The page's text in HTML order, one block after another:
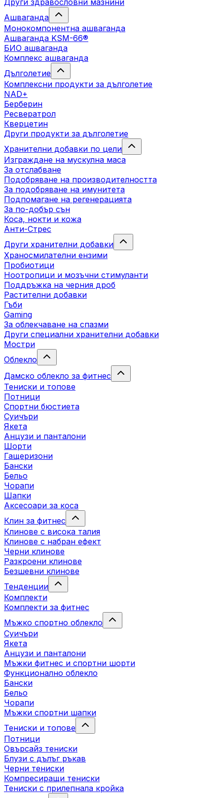
Други здравословни мазнини
Ашваганда
Монокомпонентна ашваганда
Ашваганда KSM-66®
БИО ашваганда
Комплекс ашваганда
Дълголетие
Комплексни продукти за дълголетие
NAD+
Берберин
Ресвератрол
Кверцетин
Други продукти за дълголетие
Хранителни добавки по цели
Изграждане на мускулна маса
За отслабване
Подобряване на производителността
За подобряване на имунитета
Подпомагане на регенерацията
За по-добър сън
Коса, нокти и кожа
Анти-Стрес
Други хранителни добавки
Храносмилателни ензими
Пробиотици
Ноотропици и мозъчни стимуланти
Поддръжка на черния дроб
Растителни добавки
Гъби
Gaming
За облекчаване на спазми
Други специални хранителни добавки
Мостри
Облекло
Дамско облекло за фитнес
Тениски и топове
Потници
Спортни бюстиета
Суичъри
Якета
Aнцузи и панталони
Шорти
Гащеризони
Бански
Бельо
Чорапи
Шапки
Аксесоари за коса
Клин за фитнес
Клинове с висока талия
Клинове с набран ефект
Черни клинове
Разкроени клинове
Безшевни клинове
Тенденции
Комплекти
Комплекти за фитнес
Мъжко спортно облекло
Суичъри
Якета
Aнцузи и панталони
Mъжки фитнес и спортни шорти
Функционално облекло
Бански
Бельо
Чорапи
Mъжки спортни шапки
Тениски и топове
Потници
Овърсайз тениски
Блузи с дълъг ръкав
Черни тениски
Компресиращи тениски
Тениски с прилепнала кройка